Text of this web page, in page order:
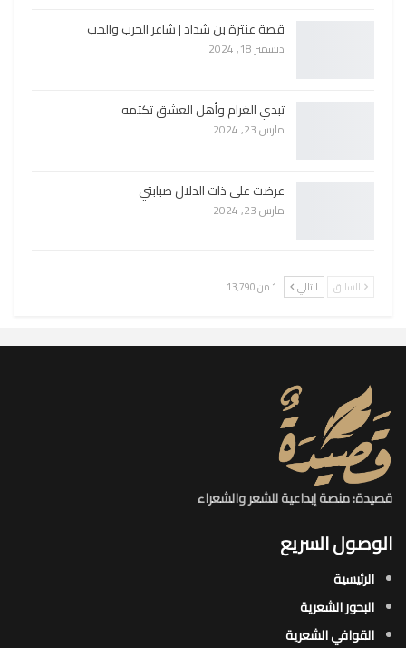
قصة عنترة بن شداد | شاعر الحرب والحب
ديسمبر 18, 2024
تبدي الغرام وأهل العشق تكتمه
مارس 23, 2024
عرضت على ذات الدلال صبابتي
مارس 23, 2024
السابق التالي 1 من 13٬790
قصيدة: منصة إبداعية للشعر والشعراء
الوصول السريع
الرئيسية
البحور الشعرية​
القوافي الشعرية​